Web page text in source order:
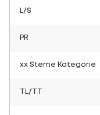
L/S
PR
xx Sterne Kategorie
TL/TT